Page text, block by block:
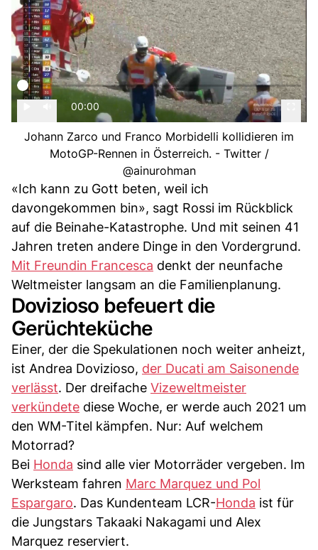
00:00
Johann Zarco und Franco Morbidelli kollidieren im
MotoGP-Rennen in Österreich. - Twitter /
@ainurohman
«Ich kann zu Gott beten, weil ich
davongekommen bin», sagt Rossi im Rückblick
auf die Beinahe-Katastrophe. Und mit seinen 41
Jahren treten andere Dinge in den Vordergrund.
Mit Freundin Francesca denkt der neunfache
Weltmeister langsam an die Familienplanung.
Dovizioso befeuert die
Gerüchteküche
Einer, der die Spekulationen noch weiter anheizt,
ist Andrea Dovizioso, der Ducati am Saisonende
verlässt. Der dreifache Vizeweltmeister
verkündete diese Woche, er werde auch 2021 um
den WM-Titel kämpfen. Nur: Auf welchem
Motorrad?
Bei Honda sind alle vier Motorräder vergeben. Im
Werksteam fahren Marc Marquez und Pol
Espargaro. Das Kundenteam LCR-Honda ist für
die Jungstars Takaaki Nakagami und Alex
Marquez reserviert.